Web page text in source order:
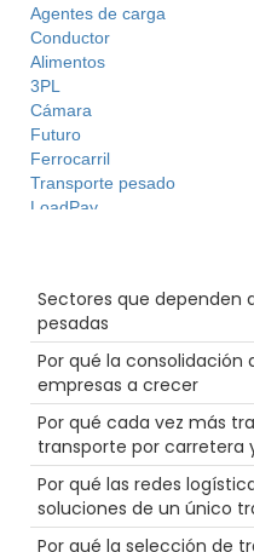
Agentes de carga
Conductor
Alimentos
3PL
Cámara
Futuro
Ferrocarril
Transporte pesado
LoadPay
Cadena de suministro
Hazmat
NTDAW
Largo recorrido
Productividad
Consejos
las mujeres en el transporte
Permisos
Mantenimiento
Plano
Sectores que dependen
pesadas
Por qué la consolidación
empresas a crecer
Por qué cada vez más
transporte por carretera
Por qué las redes
soluciones de un único
Por qué la selección de